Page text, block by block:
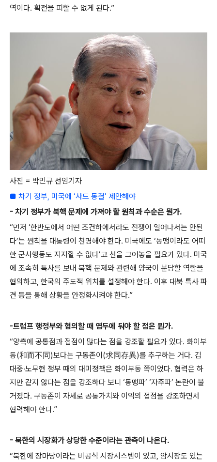
역이다. 확전을 피할 수 없게 된다.”
사진 = 박민규 선임기자
■ 차기 정부, 미국에 ‘사드 동결’ 제안해야
- 차기 정부가 북핵 문제에 가져야 할 원칙과 수순은 뭔가.
“먼저 ‘한반도에서 어떤 조건하에서라도 전쟁이 일어나서는 안된
다’는 원칙을 대통령이 천명해야 한다. 미국에도 ‘동맹이라도 어떠
한 군사행동도 지지할 수 없다’고 선을 그어놓을 필요가 있다. 미국
에 조속히 특사를 보내 북핵 문제와 관련해 양국이 분담할 역할을
협의하고, 한국의 주도적 위치를 설정해야 한다. 이후 대북 특사 파
견 등을 통해 상황을 안정화시켜야 한다.”
-트럼프 행정부와 협의할 때 염두에 둬야 할 점은 뭔가.
“양측에 공통점과 접점이 많다는 점을 강조할 필요가 있다. 화이부
동(和而不同)보다는 구동존이(求同存異)를 추구하는 거다. 김
대중·노무현 정부 때의 대미정책은 화이부동 쪽이었다. 협력은 하
지만 같지 않다는 점을 강조하다 보니 ‘동맹파’ ‘자주파’ 논란이 불
거졌다. 구동존이 자세로 공통가치와 이익의 접점을 강조하면서
협력해야 한다.”
- 북한의 시장화가 상당한 수준이라는 관측이 나온다.
“북한에 장마당이라는 비공식 시장시스템이 있고, 암시장도 있는